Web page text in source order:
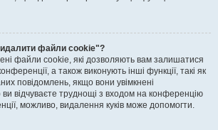
файли cookie"?
файли cookie, які дозволяють вам залишатися
а також виконують інші функції, такі як
повідомлень, якщо вони увімкнені
відчуваєте труднощі з входом на конференцію
можливо, видалення куків може допомогти.